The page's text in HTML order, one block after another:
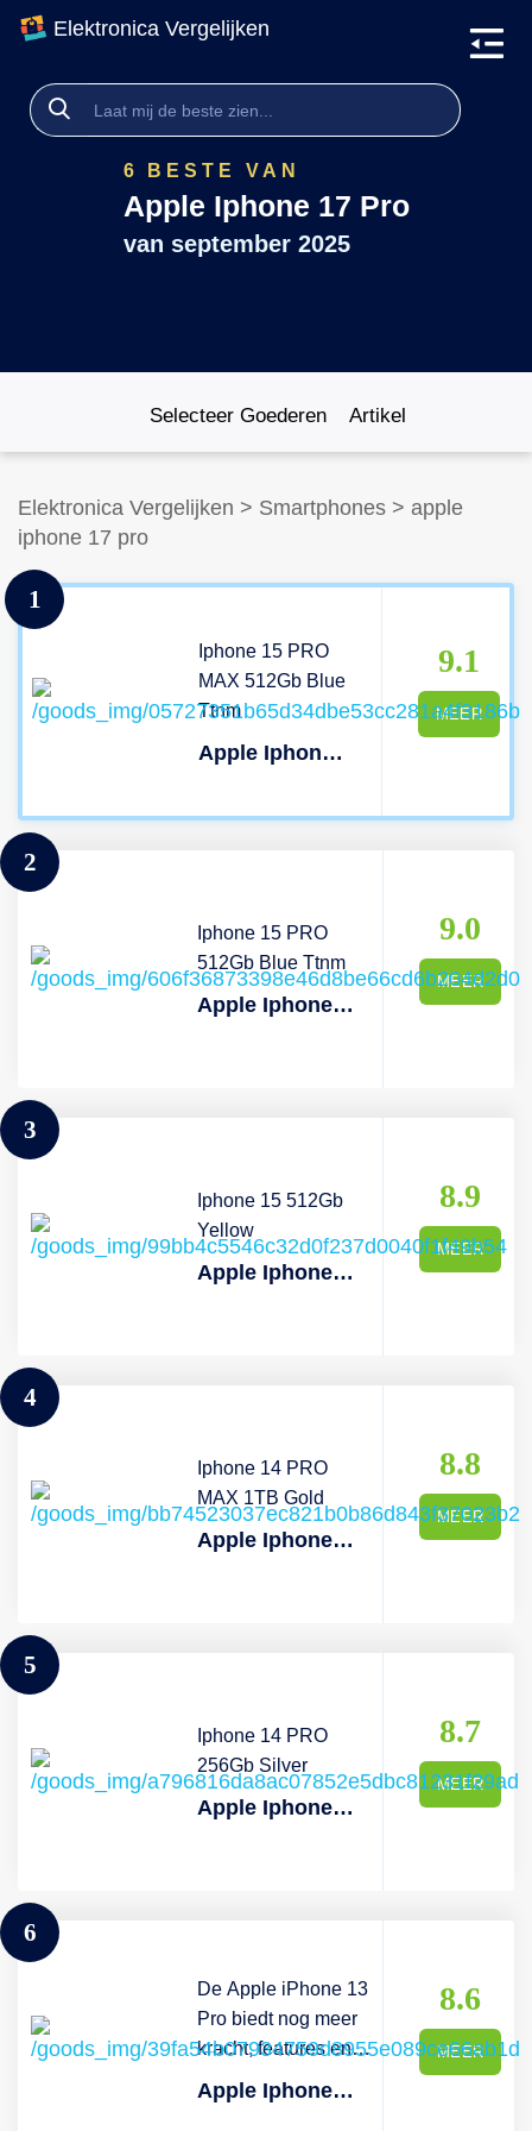
Elektronica Vergelijken
6 BESTE VAN
Apple Iphone 17 Pro
van september 2025
Selecteer Goederen Artikel
Elektronica Vergelijken > Smartphones > apple
iphone 17 pro
1
Iphone 15 PRO
MAX 512Gb Blue
Ttnm
Apple Iphone 15 Pro Max 5g - 512 Gb Blauw Titanium
9.1
MEER
2
Iphone 15 PRO
512Gb Blue Ttnm
Apple Iphone 15 Pro 5g - 512 Gb Blauw Titanium
9.0
MEER
3
Iphone 15 512Gb
Yellow
Apple Iphone 15 5g - 512 Gb Geel
8.9
MEER
4
Iphone 14 PRO
MAX 1TB Gold
Apple Iphone 14 Pro Max 1tb Gold
8.8
MEER
5
Iphone 14 PRO
256Gb Silver
Apple Iphone 14 Pro 256gb Silver
8.7
MEER
6
De Apple iPhone 13
Pro biedt nog meer
kracht, features en
mogelijkheden ten
opzichte van de
Apple Iphone 13 Pro - 512 Gb Zilver 5g
8.6
MEER